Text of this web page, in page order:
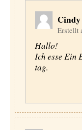
Cindy
Erstellt
Hallo!
Ich esse Ein
tag.